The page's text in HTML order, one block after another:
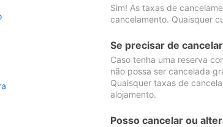
Sim! As taxas de
cancelamento. Quaisquer
Se precisar de
Caso tenha uma reserva
não possa ser cancelada
Quaisquer taxas de
alojamento.
Posso cancelar ou